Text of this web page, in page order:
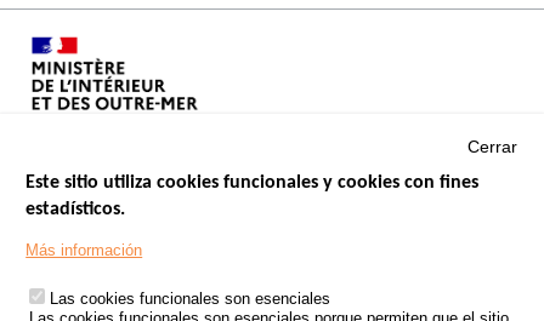
Footer
TRATAMIENTO DE DATOS PERSONALES PROCEDENTES DE
Cerrar
Este sitio utiliza cookies funcionales y cookies con fines
estadísticos.
Más información
Las cookies funcionales son esenciales